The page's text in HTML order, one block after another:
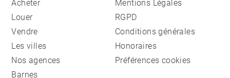
Acheter
Louer
Vendre
Les villes
Nos agences
Barnes
Mentions Légales
RGPD
Conditions générales
Honoraires
Préférences cookies